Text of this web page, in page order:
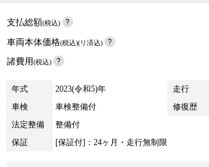
支払総額(税込)
車両本体価格(税込)(リ済込)
諸費用(税込)
年式 2023(令和5)年 走行
車検
車検整備付 修復歴
法定整備
整備付
保証
[保証付]：24ヶ月・走行無制限